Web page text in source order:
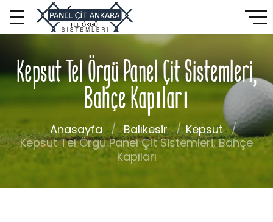
Kepsut Tel Örgü Panel Çit Sistemleri,
Bahçe Kapıları
Anasayfa Balıkesir
Kepsut
Kepsut Tel Örgü Panel Çit Sistemleri, Bahçe
Kapıları